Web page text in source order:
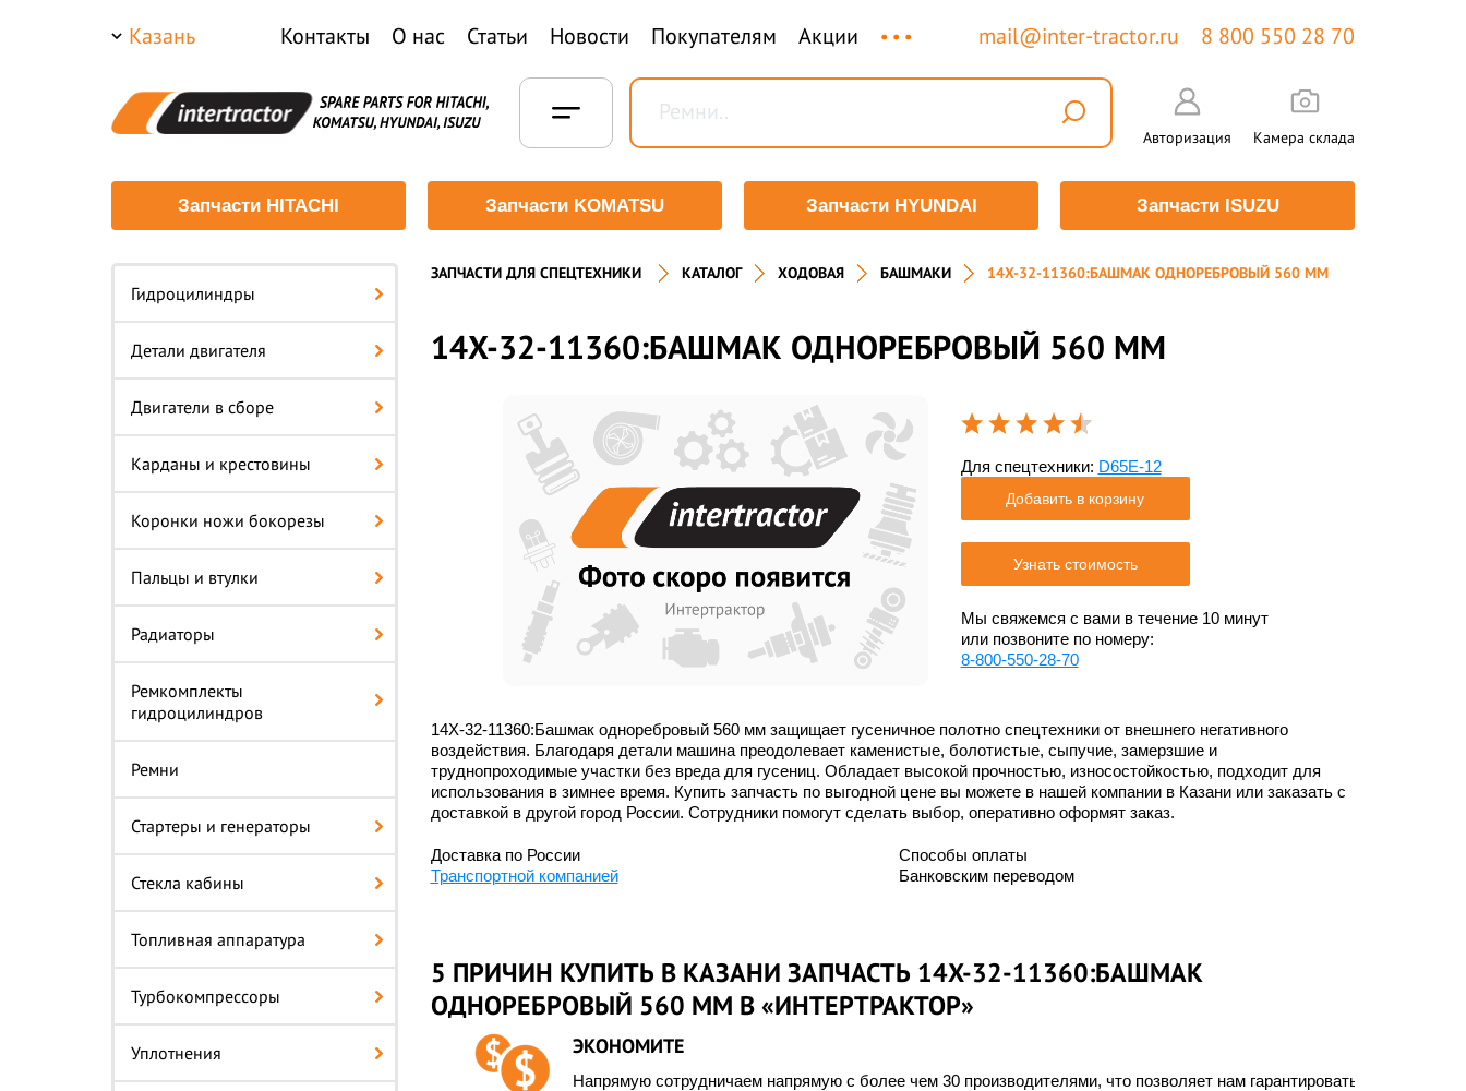
Казань Контакты О нас Статьи Новости Покупателям Акции ... mail@inter-tractor.ru 8 800 550 28 70
Авторизация Камера склада
Запчасти HITACHI Запчасти KOMATSU Запчасти HYUNDAI Запчасти ISUZU
Гидроцилиндры
Детали двигателя
Двигатели в сборе
Карданы и крестовины
Коронки ножи бокорезы
Пальцы и втулки
Радиаторы
Ремкомплекты
гидроцилиндров
Ремни
Стартеры и генераторы
Стекла кабины
Топливная аппаратура
Турбокомпрессоры
Уплотнения
ЗАПЧАСТИ ДЛЯ СПЕЦТЕХНИКИ КАТАЛОГ ХОДОВАЯ БАШМАКИ 14X-32-11360:БАШМАК ОДНОРЕБРОВЫЙ 560 ММ
14X-32-11360:БАШМАК ОДНОРЕБРОВЫЙ 560 ММ
Для спецтехники: D65E-12
Добавить в корзину
Узнать стоимость
Мы свяжемся с вами в течение 10 минут
или позвоните по номеру:
8-800-550-28-70
14X-32-11360:Башмак одноребровый 560 мм защищает гусеничное полотно спецтехники от внешнего негативного
воздействия. Благодаря детали машина преодолевает каменистые, болотистые, сыпучие, замерзшие и
труднопроходимые участки без вреда для гусениц. Обладает высокой прочностью, износостойкостью, подходит для
использования в зимнее время. Купить запчасть по выгодной цене вы можете в нашей компании в Казани или заказать с
доставкой в другой город России. Сотрудники помогут сделать выбор, оперативно оформят заказ.
Доставка по России
Транспортной компанией
Способы оплаты
Банковским переводом
5 ПРИЧИН КУПИТЬ В КАЗАНИ ЗАПЧАСТЬ 14X-32-11360:БАШМАК
ОДНОРЕБРОВЫЙ 560 ММ В «ИНТЕРТРАКТОР»
ЭКОНОМИТЕ
Напрямую сотрудничаем напрямую с более чем 30 производителями, что позволяет нам гарантировать